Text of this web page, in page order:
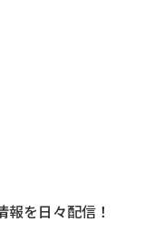
報を日々配信！